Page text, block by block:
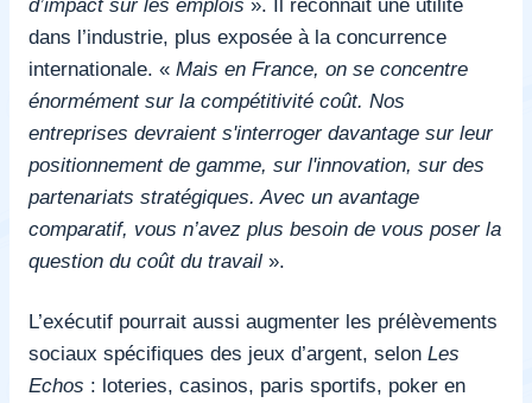
dans l’industrie, plus exposée à la concurrence
internationale. « Mais en France, on se concentre
énormément sur la compétitivité coût. Nos
entreprises devraient s'interroger davantage sur leur
positionnement de gamme, sur l'innovation, sur des
partenariats stratégiques. Avec un avantage
comparatif, vous n’avez plus besoin de vous poser la
question du coût du travail ».
L’exécutif pourrait aussi augmenter les prélèvements
sociaux spécifiques des jeux d’argent, selon Les
Echos : loteries, casinos, paris sportifs, poker en